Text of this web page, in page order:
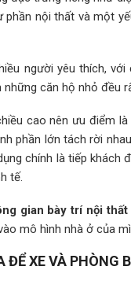
nội thất và một
người yêu thích,
căn hộ nhỏ đều
cao nên ưu điểm
phần lớn tách rời
chính là tiếp khách
tế.
gian bày trí nội
mô hình nhà ở của
ĐỂ XE VÀ PHÒNG